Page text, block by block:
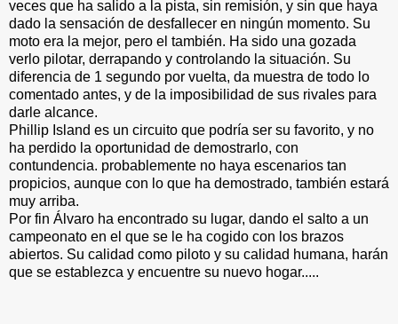
veces que ha salido a la pista, sin remisión, y sin que haya
dado la sensación de desfallecer en ningún momento. Su
moto era la mejor, pero el también. Ha sido una gozada
verlo pilotar, derrapando y controlando la situación. Su
diferencia de 1 segundo por vuelta, da muestra de todo lo
comentado antes, y de la imposibilidad de sus rivales para
darle alcance.
Phillip Island es un circuito que podría ser su favorito, y no
ha perdido la oportunidad de demostrarlo, con
contundencia. probablemente no haya escenarios tan
propicios, aunque con lo que ha demostrado, también estará
muy arriba.
Por fin Álvaro ha encontrado su lugar, dando el salto a un
campeonato en el que se le ha cogido con los brazos
abiertos. Su calidad como piloto y su calidad humana, harán
que se establezca y encuentre su nuevo hogar.....